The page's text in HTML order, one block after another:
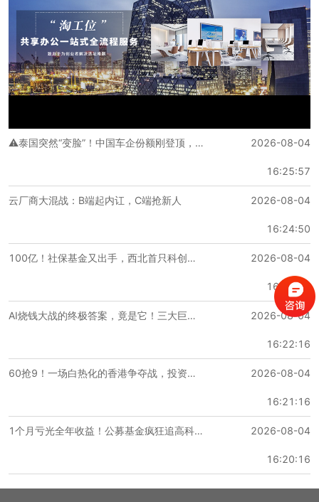
6人间
6人外侧独立间
4人间
1375 元/人·月
开放工位
1200 元/人·月
移动工位
移动工位
搜宝商务中心共享工位
⚠️泰国突然“变脸”！中国车企份额刚登顶，新规就连环落地，出海模式要彻底洗牌？ 2026-08-04
16:25:57
云厂商大混战：B端起内讧，C端抢新人 2026-08-04
16:24:50
100亿！社保基金又出手，西北首只科创基金落地，国家队长钱正疯狂提速 2026-08-04
16:23:46
AI烧钱大战的终极答案，竟是它！三大巨头市值一夜暴涨9500亿 2026-08-04
16:22:16
60抢9！一场白热化的香港争夺战，投资人全挤上去了 2026-08-04
16:21:16
1个月亏光全年收益！公募基金疯狂追高科技，惨遭“腰斩” 2026-08-04
16:20:16